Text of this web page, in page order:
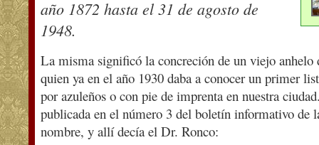
año 1872 hasta el 31 de agosto de
1948.
La misma significó la concreción de un viejo
quien ya en el año 1930 daba a conocer un primer
por azuleños o con pie de imprenta en nuestra
publicada en el número 3 del boletín informativo de
nombre, y allí decía el Dr. Ronco: